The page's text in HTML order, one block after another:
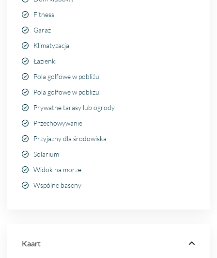
Fitness
Garaż
Klimatyzacja
Łazienki
Pola golfowe w pobliżu
Pola golfowe w pobliżu
Prywatne tarasy lub ogrody
Przechowywanie
Przyjazny dla środowiska
Solarium
Widok na morze
Wspólne baseny
Kaart